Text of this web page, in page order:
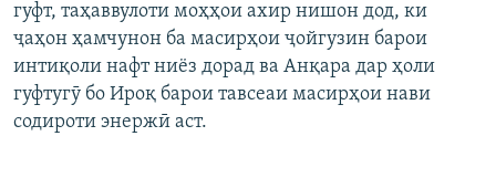
гуфт, таҳаввулоти моҳҳои ахир нишон дод, ки
ҷаҳон ҳамчунон ба масирҳои ҷойгузин барои
интиқоли нафт ниёз дорад ва Анқара дар ҳоли
гуфтугӯ бо Ироқ барои тавсеаи масирҳои нави
содироти энержӣ аст.